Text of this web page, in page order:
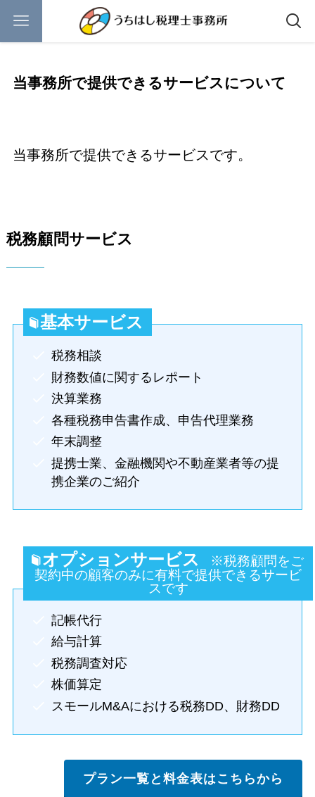
当事務所で提供できるサービスについて
当事務所で提供できるサービスです。
税務顧問サービス
基本サービス
税務相談
財務数値に関するレポート
決算業務
各種税務申告書作成、申告代理業務
年末調整
提携士業、金融機関や不動産業者等の提
携企業のご紹介
オプションサービス
※税務顧問をご
契約中の顧客のみに有料で提供できるサービ
スです
記帳代行
給与計算
税務調査対応
株価算定
スモールM&Aにおける税務DD、財務DD
プラン一覧と料金表はこちらから